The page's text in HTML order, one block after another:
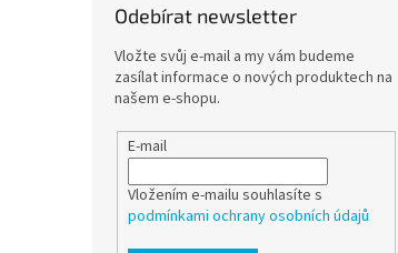
Odebírat newsletter
Vložte svůj e-mail a my vám budeme
zasílat informace o nových produktech na
našem e-shopu.
E-mail
Vložením e-mailu souhlasíte s
podmínkami ochrany osobních údajů